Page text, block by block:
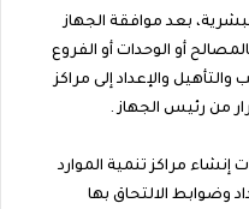
بعد موافقة الجهاز
أو الوحدات أو الفروع
والتأهيل والإعداد إلى مراكز
من رئيس الجهاز .
إنشاء مراكز تنمية الموارد
وضوابط الالتحاق بها